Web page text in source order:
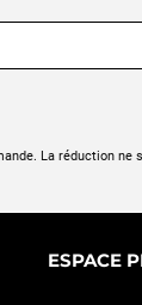
La réduction ne
ESPACE